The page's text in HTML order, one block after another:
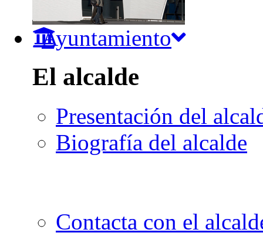
Ayuntamiento
El alcalde
Presentación del
Biografía del alcalde
Contacta con el